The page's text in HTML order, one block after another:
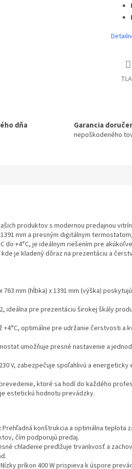
dňa Garancia
nepoškodeného
produktov s modernou predajnou
mm a presným digitálnym
do +4°C, je ideálnym riešením pre
je kladený dôraz na prezentáciu a
763 mm (hĺbka) x 1391 mm (výška)
ideálna pre prezentáciu širokej škály
+4°C, optimálne pre udržanie čerstvosti a
umožňuje presné nastavenie a
V, zabezpečuje spoľahlivú a energeticky
ktoré sa hodí do každého
estetickú hodnotu prevádzky.
Prehľadná konštrukcia a optimálna teplota
čím podporujú predaj.
chladenie predlžuje trvanlivosť a
Nízky príkon 400 W prispieva k úspore